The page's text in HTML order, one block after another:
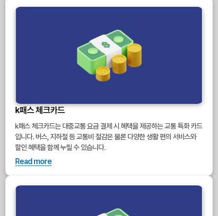
k패스 체크카드
k패스 체크카드는 대중교통 요금 결제 시 혜택을 제공하는 교통 특화 카드
입니다. 버스, 지하철 등 교통비 절감은 물론 다양한 생활 편의 서비스와
할인 혜택을 함께 누릴 수 있습니다.
Read more